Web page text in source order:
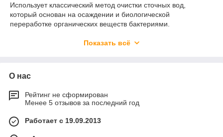
Использует классический метод очистки сточных вод,
который основан на осаждении и биологической
переработке органических веществ бактериями.
бактерии разлагают органические вещества, обеспечивая
Особенности и преимущества
Исключительная прочность
высококачественных материалов, что обеспечивает её
воздействиям. Конструкция рассчитана на
Показать всё
О нас
Рейтинг не сформирован
Менее 5 отзывов за последний год
Работает с 19.09.2013